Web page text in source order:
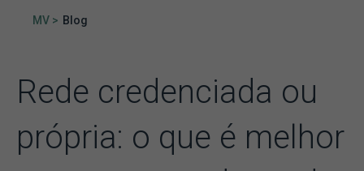
MV > Blog
Rede credenciada ou
própria: o que é melhor